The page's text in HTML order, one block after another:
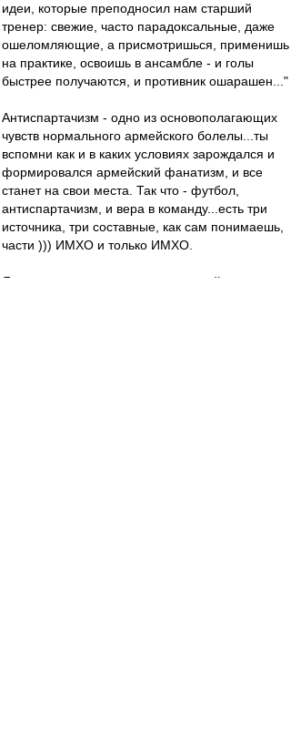
идеи, которые преподносил нам старший
тренер: свежие, часто парадоксальные, даже
ошеломляющие, а присмотришься, применишь
на практике, освоишь в ансамбле - и голы
быстрее получаются, и противник ошарашен..."
Антиспартачизм - одно из основополагающих
чувств нормального армейского болелы...ты
вспомни как и в каких условиях зарождался и
формировался армейский фанатизм, и все
станет на свои места. Так что - футбол,
антиспартачизм, и вера в команду...есть три
источника, три составные, как сам понимаешь,
части ))) ИМХО и только ИМХО.
Я новую номинацию в лауреаты сайта